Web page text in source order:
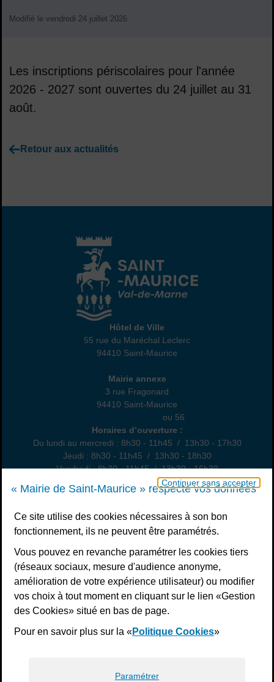
Continuer sans accepter
« Mairie de Saint-Maurice » respecte vos données
Ce site utilise des cookies nécessaires à son bon
fonctionnement, ils ne peuvent être paramétrés.
Vous pouvez en revanche paramétrer les cookies tiers
(réseaux sociaux, mesure d'audience anonyme,
amélioration de votre expérience utilisateur) ou modifier
vos choix à tout moment en cliquant sur le lien «Gestion
des Cookies» situé en bas de page.
Pour en savoir plus sur la «Politique Cookies»
Paramétrer
Modifié le vendredi 24 juillet 2026
Les inscriptions périscolaires pour l'année
2026 - 2027 sont ouvertes du 24 juillet au 31
août.
Retour aux actualités
Hôtel de Ville
Hôtel de Ville
55 rue du Maréchal Leclerc
94410 Saint-Maurice
Annexe
Mairie annexe
3 rue Fragonard
94410 Saint-Maurice
ou 56
Horaires d’ouverture :
Du lundi au mercredi : 8h30 - 11h45 / 13h30 - 17h30
Jeudi : 8h30 - 11h45 / 13h30 - 18h30
Vendredi : 8h30 - 11h45 / 13h30 - 16h30
Un samedi par mois : permanence état civil, sur rendez-vous
S’inscrire à la newsletter
Télécharger l’application
Nous suivre
Facebook
Instagram
Youtube
LinkedIn
Calaméo